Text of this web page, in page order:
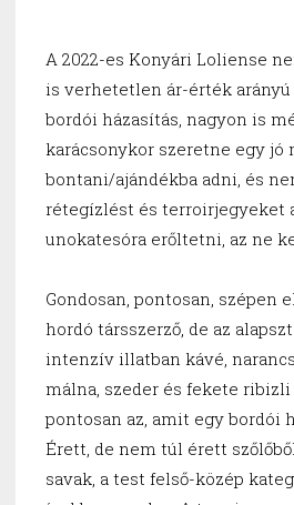
A 2022-es Konyári Loliense
is verhetetlen ár-érték arányú
bordói házasítás, nagyon is
karácsonykor szeretne egy jó
bontani/ajándékba adni, és
rétegízlést és terroirjegyeket
unokatesóra erőltetni, az ne
Gondosan, pontosan, szépen
hordó társszerző, de az
intenzív illatban kávé,
málna, szeder és fekete
pontosan az, amit egy bordói
Érett, de nem túl érett
savak, a test felső-közép